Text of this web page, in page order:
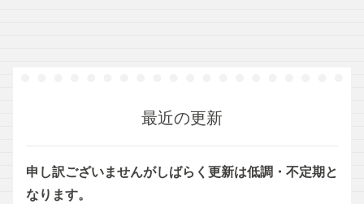
最近の更新
申し訳ございませんがしばらく更新は低調・不定期と
なります。